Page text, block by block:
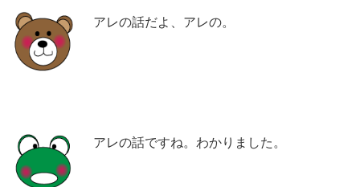
アレの話だよ、アレの。
アレの話ですね。わかりました。